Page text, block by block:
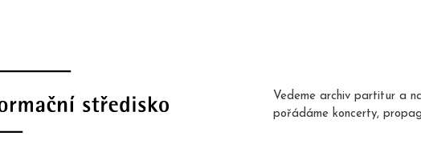
Vedeme archiv partitur a
pořádáme koncerty,